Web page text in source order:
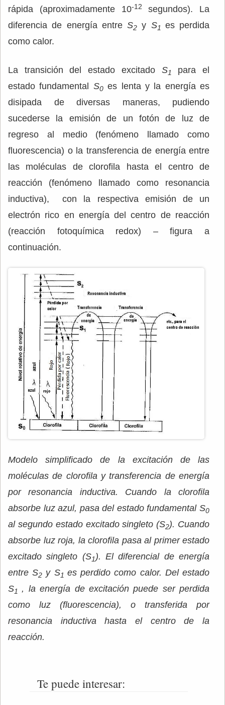
rápida (aproximadamente 10-12 segundos). La
diferencia de energía entre S2 y S1 es perdida
como calor.
La transición del estado excitado S1
para el
estado fundamental
S0es lenta y la energía es
disipada de diversas maneras, pudiendo
sucederse la emisión de un fotón de luz de
regreso al medio (fenómeno llamado como
fluorescencia) o la transferencia de energía entre
las moléculas de clorofila hasta el centro de
reacción (fenómeno llamado como resonancia
inductiva), con la respectiva emisión de un
electrón rico en energía del centro de reacción
(reacción fotoquímica redox) – figura a
continuación.
Modelo simplificado de la excitación de las
moléculas de clorofila y transferencia de energía
por resonancia inductiva. Cuando la clorofila
absorbe luz azul, pasa del estado fundamental S0
al segundo estado excitado singleto (S2). Cuando
absorbe luz roja, la clorofila pasa al primer estado
excitado singleto (S1). El diferencial de energía
entre S2 y S1 es perdido como calor. Del estado
S1, la energía de excitación puede ser perdida
como luz (fluorescencia), o transferida por
resonancia inductiva hasta el centro de la
reacción.
Te puede interesar: